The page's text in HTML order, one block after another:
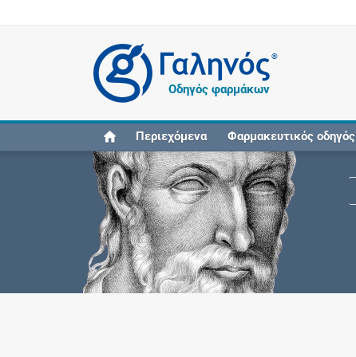
®
Οδηγός φαρμάκων
Περιεχόμενα Φαρμακευτικός οδηγός